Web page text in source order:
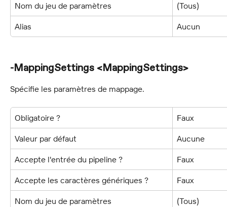
Nom du jeu de paramètres (Tous)
Alias Aucun
-MappingSettings <MappingSettings>
Spécifie les paramètres de mappage.
Obligatoire ? Faux
Valeur par défaut Aucune
Accepte l'entrée du pipeline ? Faux
Accepte les caractères génériques ? Faux
Nom du jeu de paramètres (Tous)